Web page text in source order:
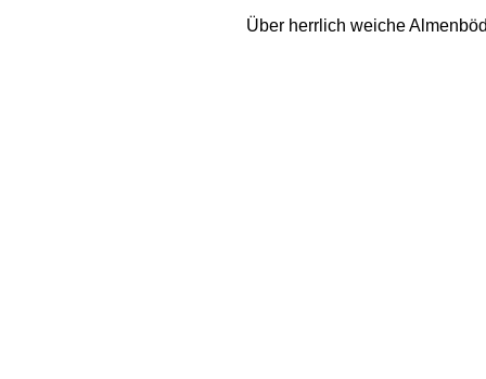
Über herrlich weiche